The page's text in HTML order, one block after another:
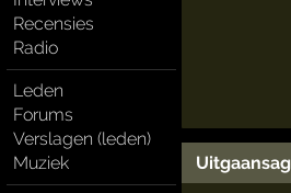
Recensies
Radio
Leden
Forums
Verslagen (leden)
Muziek